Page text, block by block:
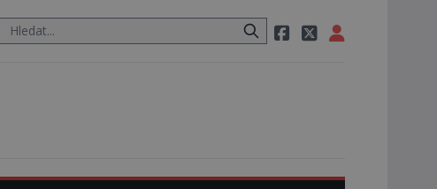
restauraci, pak si na ulici zavolá taxi, nasedne do něj a už ho nikdy